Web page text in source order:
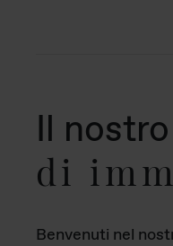
Il nostro
di
Benvenuti nel